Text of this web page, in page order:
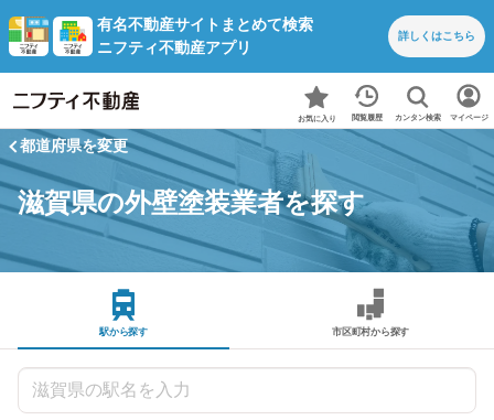
有名不動産サイトまとめて検索
ニフティ不動産アプリ
詳しくはこちら
お気に入り 閲覧履歴 カンタン検索 マイページ
都道府県を変更
滋賀県の外壁塗装業者を探す
駅から探す 市区町村から探す